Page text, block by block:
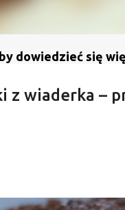
dowiedzieć się
z wiaderka –